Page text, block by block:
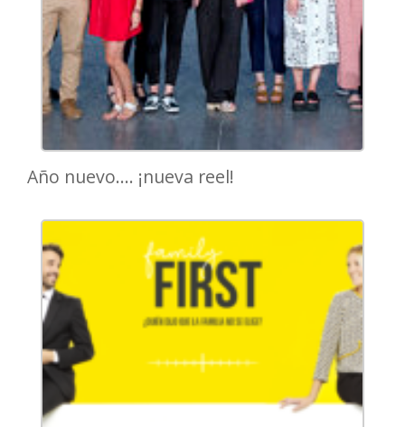
Año nuevo…. ¡nueva reel!